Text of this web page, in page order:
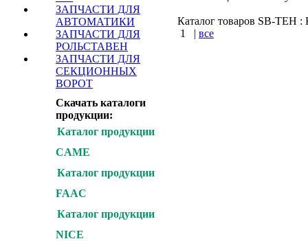
ЗАПЧАСТИ ДЛЯ
АВТОМАТИКИ
ЗАПЧАСТИ ДЛЯ
РОЛЬСТАВЕН
ЗАПЧАСТИ ДЛЯ
СЕКЦИОННЫХ
ВОРОТ
Скачать каталоги
продукции:
Каталог продукции
CAME
Каталог продукции
FAAC
Каталог продукции
NICE
Каталог товаров SB-TEH
1
| все